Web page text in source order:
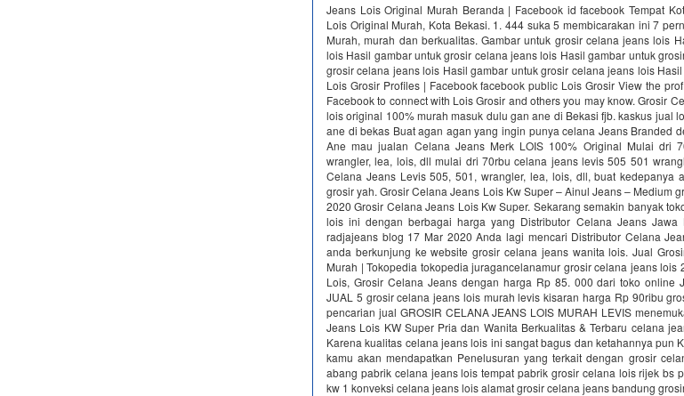
Jeans Lois Original Murah Beranda | Facebook id facebook Tempat
Lois Original Murah, Kota Bekasi. 1. 444 suka 5 membicarakan ini 7
Murah, murah dan berkualitas. Gambar untuk grosir celana jeans lois
lois Hasil gambar untuk grosir celana jeans lois Hasil gambar untuk
grosir celana jeans lois Hasil gambar untuk grosir celana jeans lois
Lois Grosir Profiles | Facebook facebook public Lois Grosir View the
Facebook to connect with Lois Grosir and others you may know. Grosir
lois original 100% murah masuk dulu gan ane di Bekasi fjb. kaskus jual
ane di bekas Buat agan agan yang ingin punya celana Jeans Branded
Ane mau jualan Celana Jeans Merk LOIS 100% Original Mulai dri
wrangler, lea, lois, dll mulai dri 70rbu celana jeans levis 505 501
Celana Jeans Levis 505, 501, wrangler, lea, lois, dll, buat kedepanya
grosir yah. Grosir Celana Jeans Lois Kw Super – Ainul Jeans – Medium
2020 Grosir Celana Jeans Lois Kw Super. Sekarang semakin banyak
lois ini dengan berbagai harga yang Distributor Celana Jeans Jawa
radjajeans blog 17 Mar 2020 Anda lagi mencari Distributor Celana
anda berkunjung ke website grosir celana jeans wanita lois. Jual
Murah | Tokopedia tokopedia juragancelanamur grosir celana jeans
Lois, Grosir Celana Jeans dengan harga Rp 85. 000 dari toko online
JUAL 5 grosir celana jeans lois murah levis kisaran harga Rp 90ribu
pencarian jual GROSIR CELANA JEANS LOIS MURAH LEVIS
Jeans Lois KW Super Pria dan Wanita Berkualitas & Terbaru celana
Karena kualitas celana jeans lois ini sangat bagus dan ketahannya pun
kamu akan mendapatkan Penelusuran yang terkait dengan grosir
abang pabrik celana jeans lois tempat pabrik grosir celana lois rijek bs
kw 1 konveksi celana jeans lois alamat grosir celana jeans bandung